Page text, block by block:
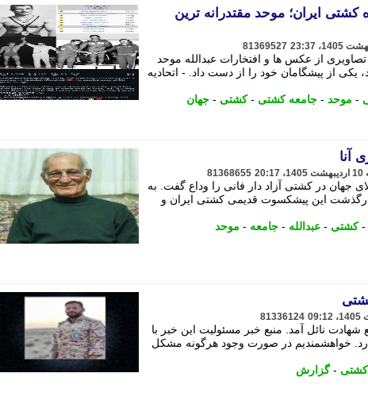
ایران؛ موحد مقتدرانه ترین
81369527
تصاویری از عکس ها و افتخارات عبدالله موحد
از پیشگامان خود را از دست داد. - اتحادیه
- موحد - جامعه کشتی -کشتی - جهان
آنا
81368655
موحد دارنده یک طلای المپیک و 5 طلای جهان در کشتی آزاد دار فانی را وداع گفت. به
این پیشکسوت قدیمی کشتی ایران و
-کشتی - عبدالله - جامعه - موحد
81336124
نائل آمد. منبع خبر مسئولیت این خبر با
خواهشمندیم در صورت وجود هرگونه مشکل
کشتی -گزارش